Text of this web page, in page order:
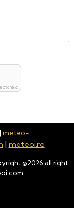
©
meteo-
| meteoi.re
©2026 all right